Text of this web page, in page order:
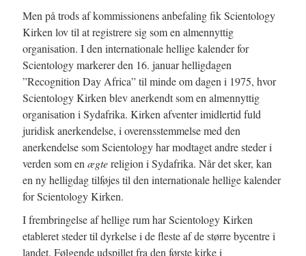
Men på trods af kommissionens anbefaling fik Scientology
Kirken lov til at registrere sig som en almennyttig
organisation. I den internationale hellige kalender for
Scientology markerer den 16. januar helligdagen
”Recognition Day Africa” til minde om dagen i 1975, hvor
Scientology Kirken blev anerkendt som en almennyttig
organisation i Sydafrika. Kirken afventer imidlertid fuld
juridisk anerkendelse, i overensstemmelse med den
anerkendelse som Scientology har modtaget andre steder i
verden som en ægtereligion i Sydafrika. Når det sker, kan
en ny helligdag tilføjes til den internationale hellige kalender
for Scientology Kirken.
I frembringelse af hellige rum har Scientology Kirken
etableret steder til dyrkelse i de fleste af de større bycentre i
landet. Følgende udspillet fra den første kirke i